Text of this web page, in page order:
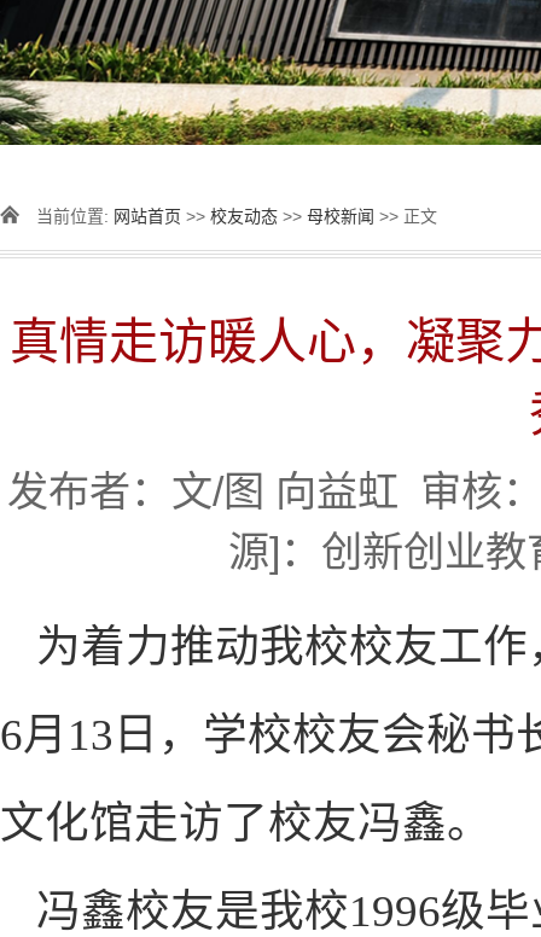
当前位置: 网站首页 >> 校友动态 >> 母校新闻 >> 正文
真情走访暖人心，凝
发布者：文/图 向益虹 审核
源]：创新创业
为着力推动我校校友工
6月13日，学校校友会秘书
文化馆走访了校友冯鑫。
冯鑫校友是我校1996级